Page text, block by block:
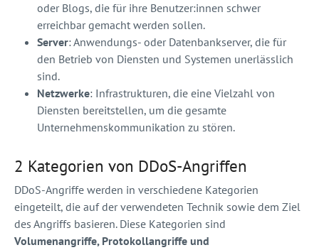
oder Blogs, die für ihre Benutzer:innen schwer
erreichbar gemacht werden sollen.
Server: Anwendungs- oder Datenbankserver, die für
den Betrieb von Diensten und Systemen unerlässlich
sind.
Netzwerke: Infrastrukturen, die eine Vielzahl von
Diensten bereitstellen, um die gesamte
Unternehmenskommunikation zu stören.
2 Kategorien von DDoS-Angriffen
DDoS-Angriffe werden in verschiedene Kategorien
eingeteilt, die auf der verwendeten Technik sowie dem Ziel
des Angriffs basieren. Diese Kategorien sind
Volumenangriffe, Protokollangriffe und